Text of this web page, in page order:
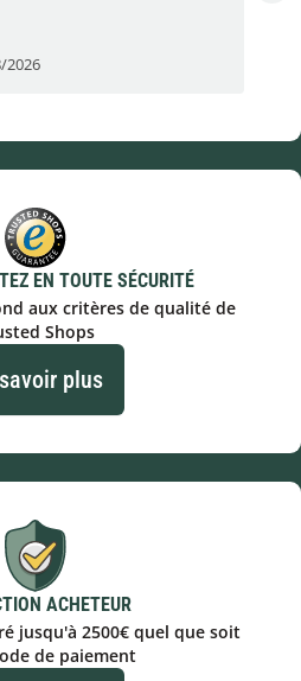
2026
EN TOUTE SÉCURITÉ
aux critères de qualité de
Shops
plus
ACHETEUR
jusqu'à 2500€ quel que soit
de paiement